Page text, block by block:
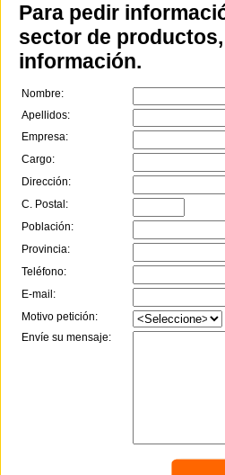
Para pedir
sector de
información.
Nombre:
Apellidos:
Empresa:
Cargo:
Dirección:
C. Postal:
Población:
Provincia:
Teléfono:
E-mail:
Motivo petición:
Envíe su mensaje: